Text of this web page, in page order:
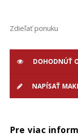
Zdieľať ponuku
DOHODNÚŤ
NAPÍSAŤ
Pre viac